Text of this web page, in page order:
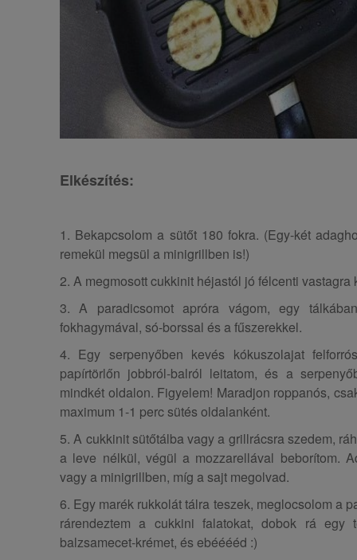
Elkészítés:
1. Bekapcsolom a sütőt 180 fokra. (Egy-két
remekül megsül a minigrillben is!)
2. A megmosott cukkinit héjastól jó félcenti
3. A paradicsomot apróra vágom, egy
fokhagymával, só-borssal és a fűszerekkel.
4. Egy serpenyőben kevés kókuszolajat
papírtörlőn jobbról-balról leitatom, és a
mindkét oldalon. Figyelem! Maradjon roppanós,
maximum 1-1 perc sütés oldalanként.
5. A cukkinit sütőtálba vagy a grillrácsra szedem,
a leve nélkül, végül a mozzarellával beborítom.
vagy a minigrillben, míg a sajt megolvad.
6. Egy marék rukkolát tálra teszek, meglocsolom a
rárendeztem a cukkini falatokat, dobok rá egy
balzsamecet-krémet, és ebééééd :)